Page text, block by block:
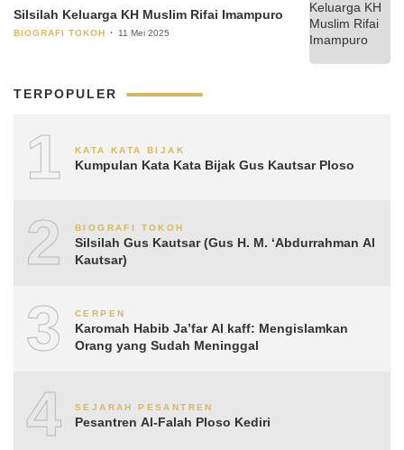
Silsilah Keluarga KH Muslim Rifai Imampuro
BIOGRAFI TOKOH 11 Mei 2025
TERPOPULER
1 KATA KATA BIJAK
Kumpulan Kata Kata Bijak Gus Kautsar Ploso
2 BIOGRAFI TOKOH
Silsilah Gus Kautsar (Gus H. M. ‘Abdurrahman Al
Kautsar)
3 CERPEN
Karomah Habib Ja’far Al kaff: Mengislamkan
Orang yang Sudah Meninggal
4 SEJARAH PESANTREN
Pesantren Al-Falah Ploso Kediri